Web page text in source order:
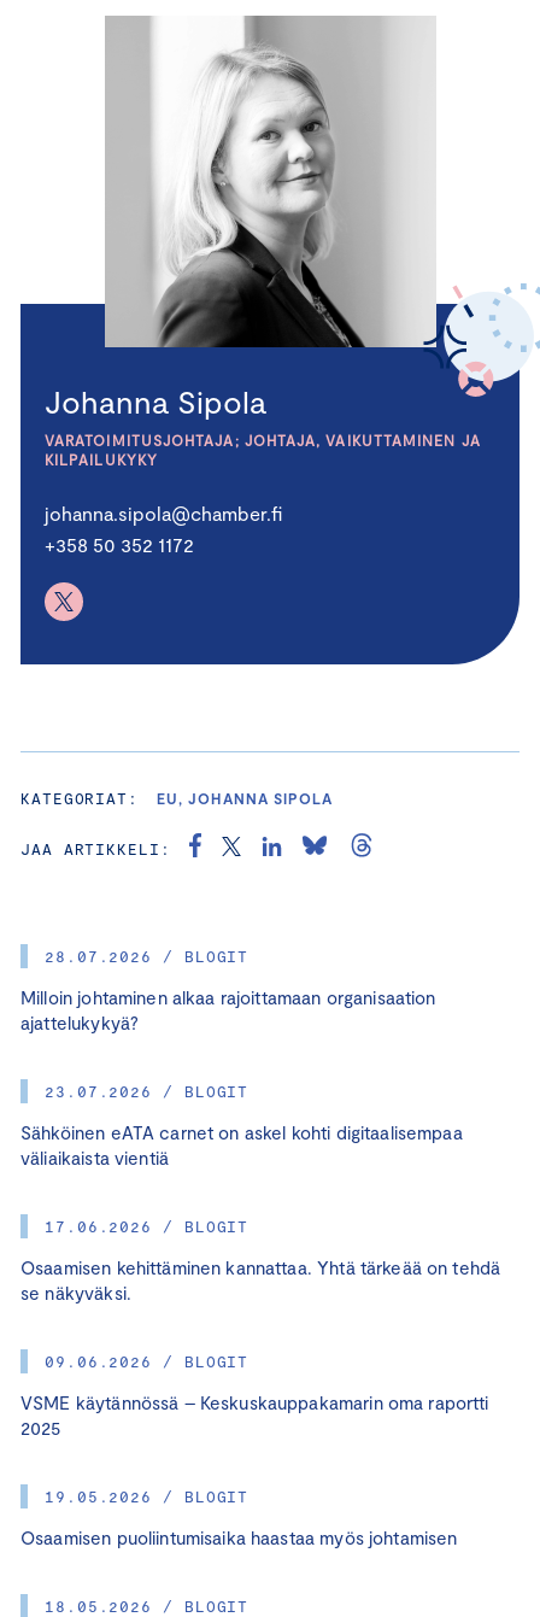
28.07.2026 / BLOGIT
Milloin johtaminen alkaa rajoittamaan organisaation
ajattelukykyä?
23.07.2026 / BLOGIT
Sähköinen eATA carnet on askel kohti digitaalisempaa
väliaikaista vientiä
17.06.2026 / BLOGIT
Osaamisen kehittäminen kannattaa. Yhtä tärkeää on tehdä
se näkyväksi.
09.06.2026 / BLOGIT
VSME käytännössä – Keskuskauppakamarin oma raportti
2025
19.05.2026 / BLOGIT
Osaamisen puoliintumisaika haastaa myös johtamisen
18.05.2026 / BLOGIT
Johanna Sipola
VARATOIMITUSJOHTAJA; JOHTAJA, VAIKUTTAMINEN JA
KILPAILUKYKY
johanna.sipola@chamber.fi
+358 50 352 1172
KATEGORIAT: EU, JOHANNA SIPOLA
JAA ARTIKKELI: